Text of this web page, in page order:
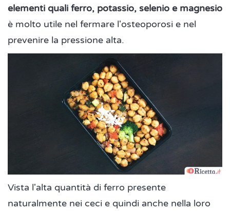
elementi quali ferro, potassio, selenio e magnesio
è molto utile nel fermare l'osteoporosi e nel
prevenire la pressione alta.
Vista l'alta quantità di ferro presente
naturalmente nei ceci e quindi anche nella loro